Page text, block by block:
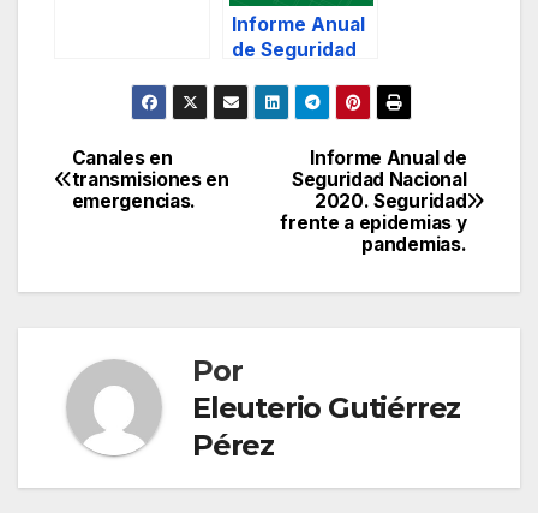
Informe Anual
de Seguridad
Cibersegurida
d.
Navegación
de
Informe Anual de
Seguridad Nacional
2020. Seguridad
frente a epidemias y
pandemias.
Canales en
transmisiones en
emergencias.
Por
Eleuterio Gutiérrez
Pérez